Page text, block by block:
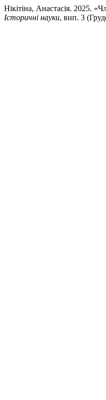
Нікітіна, Анастасія. 2025.
Історичні науки, вип. 3